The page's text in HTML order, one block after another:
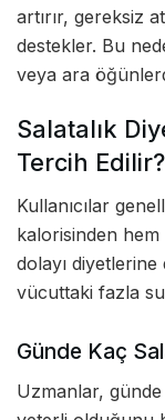
artırır, gereksiz
destekler. Bu
veya ara
Salatalık
Tercih Edilir?
Kullanıcılar
kalorisinden hem
dolayı
vücuttaki fazla
Günde Kaç
Uzmanlar, günde